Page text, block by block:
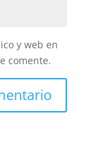
y web en
comente.